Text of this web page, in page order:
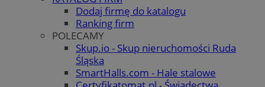
Dodaj firmę do katalogu
Ranking firm
POLECAMY
Skup.io - Skup nieruchomości Ruda
Śląska
SmartHalls.com - Hale stalowe